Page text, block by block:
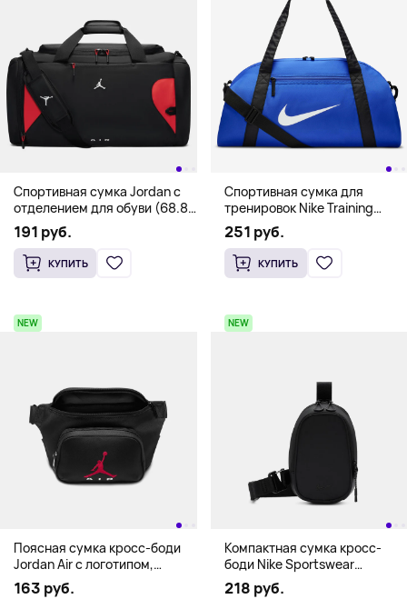
Cпортивная сумка Jordan с
отделением для обуви (68.8
л), чёрный
191 руб.
КУПИТЬ
Спортивная сумка для
тренировок Nike Training
Duffel Bag (24 л), синий
251 руб.
КУПИТЬ
NEW
Поясная сумка кросс-боди
Jordan Air с логотипом,
черный
163 руб.
NEW
Компактная сумка кросс-
боди Nike Sportswear
Commute, черный
218 руб.